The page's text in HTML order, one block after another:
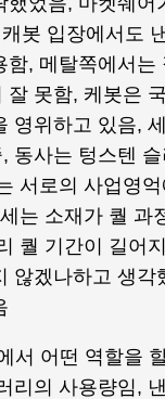
봇 입장에서도
, 메탈쪽에서는
잘 못함, 케봇은
영위하고 있음,
동사는 텅스텐
서로의 사업영
는 소재가 퀄 과
퀄 기간이 길어
않겠나하고 생각
서 어떤 역할을
리의 사용량임,